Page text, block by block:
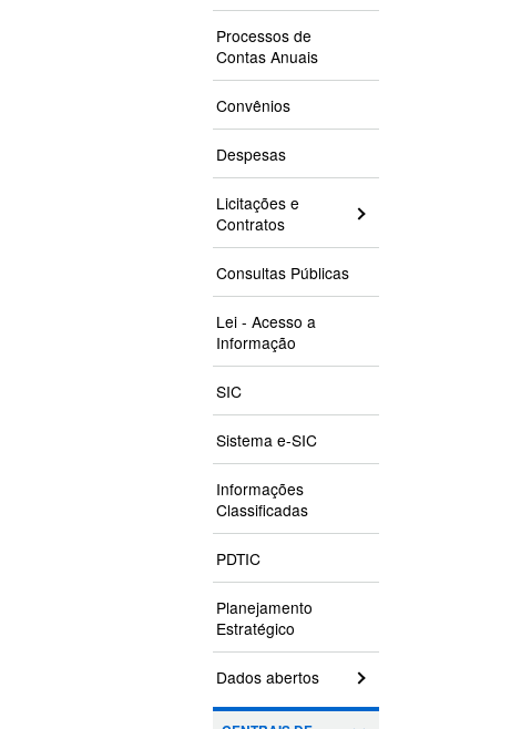
Processos de
Contas Anuais
Convênios
Despesas
Licitações e
Contratos
Consultas Públicas
Lei - Acesso a
Informação
SIC
Sistema e-SIC
Informações
Classificadas
PDTIC
Planejamento
Estratégico
Dados abertos